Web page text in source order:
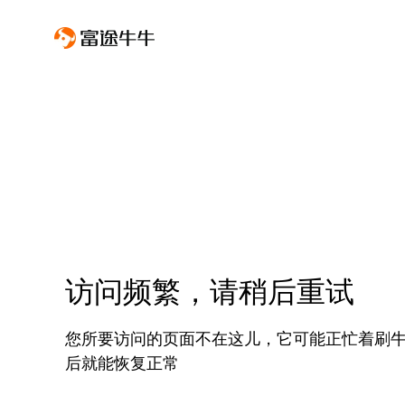
访问频繁，请稍后重试
您所要访问的页面不在这儿，它可能正忙着刷
后就能恢复正常